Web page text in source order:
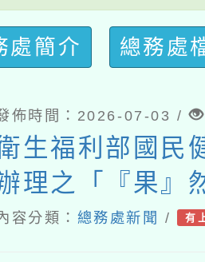
處簡介 總務處
佈時間：2026-07-03 /
生福利部國民
理之「『果』
打卡挑戰賽」
容分類： 總務處新聞 / 有